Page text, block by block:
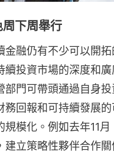
下周舉行
金融仍有不少可以開拓
續投資市場的深度和
部門可帶頭通過自身
務回報和可持續發展
規模化。例如去年11
建立策略性夥伴合作關